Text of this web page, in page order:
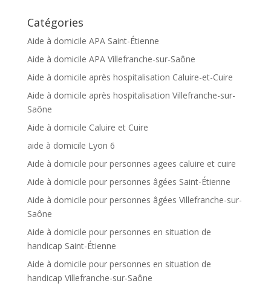
Catégories
Aide à domicile APA Saint-Étienne
Aide à domicile APA Villefranche-sur-Saône
Aide à domicile après hospitalisation Caluire-et-Cuire
Aide à domicile après hospitalisation Villefranche-sur-
Saône
Aide à domicile Caluire et Cuire
aide à domicile Lyon 6
Aide à domicile pour personnes agees caluire et cuire
Aide à domicile pour personnes âgées Saint-Étienne
Aide à domicile pour personnes âgées Villefranche-sur-
Saône
Aide à domicile pour personnes en situation de
handicap Saint-Étienne
Aide à domicile pour personnes en situation de
handicap Villefranche-sur-Saône